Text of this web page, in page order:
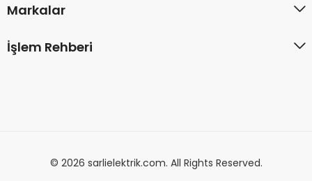
Markalar
İşlem Rehberi
© 2026 sarlielektrik.com. All Rights Reserved.